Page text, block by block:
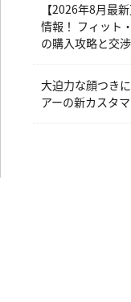
【2026年8月最
情報！ フィット
の購入攻略と交
大迫力な顔つき
アーの新カスタ